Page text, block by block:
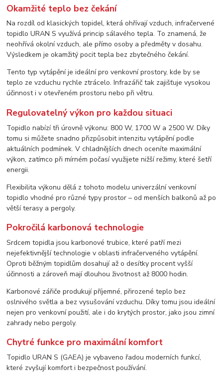
Okamžité teplo bez čekání
Na rozdíl od klasických topidel, která ohřívají vzduch, infračervené
topidlo URAN S využívá princip sálavého tepla. To znamená, že
neohřívá okolní vzduch, ale přímo osoby a předměty v dosahu.
Výsledkem je okamžitý pocit tepla bez zbytečného čekání.
Tento typ vytápění je ideální pro venkovní prostory, kde by se
teplo ze vzduchu rychle ztrácelo. Infrazářič tak zajišťuje vysokou
účinnost i v otevřeném prostoru nebo při větru.
Regulovatelný výkon pro každou situaci
Topidlo nabízí tři úrovně výkonu: 800 W, 1700 W a 2500 W. Díky
tomu si můžete snadno přizpůsobit intenzitu vytápění podle
aktuálních podmínek. V chladnějších dnech oceníte maximální
výkon, zatímco při mírném počasí využijete nižší režimy, které šetří
energii.
Flexibilita výkonu dělá z tohoto modelu univerzální venkovní
topidlo vhodné pro různé typy prostor – od menších balkonů až po
větší terasy a pergoly.
Pokročilá karbonová technologie
Srdcem topidla jsou karbonové trubice, které patří mezi
nejefektivnější technologie v oblasti infračerveného vytápění.
Oproti běžným topidlům dosahují až o desítky procent vyšší
účinnosti a zároveň mají dlouhou životnost až 8000 hodin.
Karbonové zářiče produkují příjemné, přirozené teplo bez
oslnivého světla a bez vysušování vzduchu. Díky tomu jsou ideální
nejen pro venkovní použití, ale i do krytých prostor, jako jsou zimní
zahrady nebo pergoly.
Chytré funkce pro maximální komfort
Topidlo URAN S (GAEA) je vybaveno řadou moderních funkcí,
které zvyšují komfort i bezpečnost používání.